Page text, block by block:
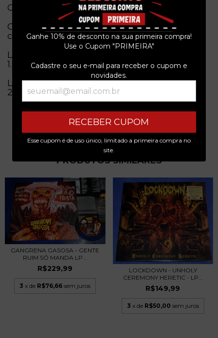
Ganhe 10% de desconto na sua primeira compra!
Use o Cupom "PRIMEIRA"
Cadastre o seu e-mail para receber o cupom e
novidades.
RECEBER CUPOM
Esse cupom é de uso único, limitado a primeira compra no
site.
Conservação = N(capa) / N(vinil)
Obs. = Edição em vinil azul! Somente 200
copias!
Lado A
1.Correntes
Lado B
2.Vivendo e aprendendo
PRODUTOS SIMILARES
GANGRENA GASOSA - GENTE
RUIM SÓ MANDA LP...
R$229,99
3 x de R$76,66 sem juros
LOCKDOWN - UNHOLY
CEREMONY HERETIC - LP...
R$149,99
3 x de R$50,00 sem juros